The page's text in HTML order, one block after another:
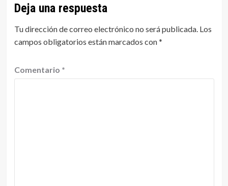
Deja una respuesta
Tu dirección de correo electrónico no será publicada. Los
campos obligatorios están marcados con*
Comentario *